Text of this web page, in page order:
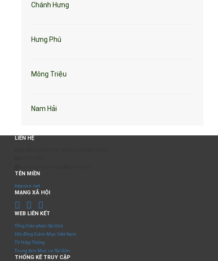
Chánh Hưng
Hưng Phú
Mông Triệu
Nam Hải
LIÊN HỆ
TÊN MIỀN
titocovn.net
MẠNG XÃ HỘI
WEB LIÊN KẾT
Tổng Giáo phận Sài Gòn
Hội đồng Giám Mục Việt Nam
TV Hiệp Thông
Trung tâm Mục vụ Sài Gòn
THỐNG KÊ TRUY CẬP